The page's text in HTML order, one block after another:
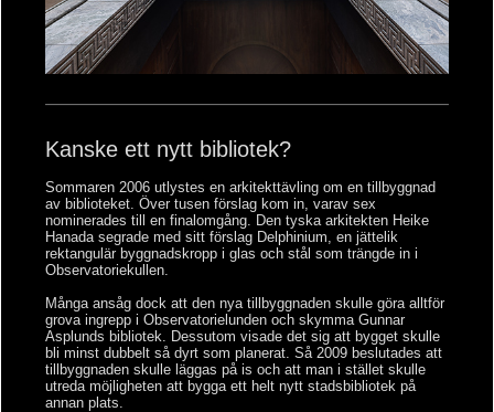
Kanske ett nytt bibliotek?
Sommaren 2006 utlystes en arkitekttävling om en tillbyggnad
av biblioteket. Över tusen förslag kom in, varav sex
nominerades till en finalomgång. Den tyska arkitekten Heike
Hanada segrade med sitt förslag Delphinium, en jättelik
rektangulär byggnadskropp i glas och stål som trängde in i
Observatoriekullen.
Många ansåg dock att den nya tillbyggnaden skulle göra alltför
grova ingrepp i Observatorielunden och skymma Gunnar
Asplunds bibliotek. Dessutom visade det sig att bygget skulle
bli minst dubbelt så dyrt som planerat. Så 2009 beslutades att
tillbyggnaden skulle läggas på is och att man i stället skulle
utreda möjligheten att bygga ett helt nytt stadsbibliotek på
annan plats.